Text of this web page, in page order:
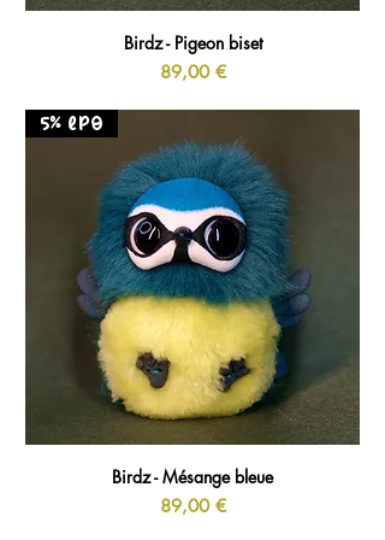
Birdz - Pigeon biset
Prix
89,00 €
5% LPO
Birdz - Mésange bleue
Prix
89,00 €